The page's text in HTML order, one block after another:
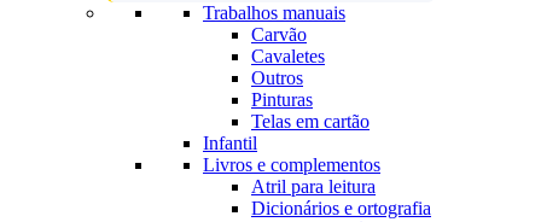
Trabalhos manuais
Carvão
Cavaletes
Outros
Pinturas
Telas em cartão
Infantil
Livros e complementos
Atril para leitura
Dicionários e ortografia